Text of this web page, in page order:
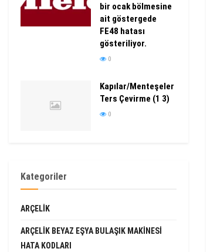
bir ocak bölmesine
ait göstergede
FE48 hatası
gösteriliyor.
0
Kapılar/Menteşeler
Ters Çevirme (1 3)
0
Kategoriler
ARÇELIK
ARÇELIK BEYAZ EŞYA BULAŞIK MAKINESI
HATA KODLARI